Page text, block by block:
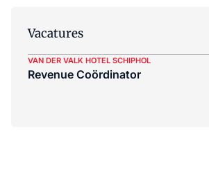
Vacatures
VAN DER VALK HOTEL SCHIPHOL
Revenue Coördinator